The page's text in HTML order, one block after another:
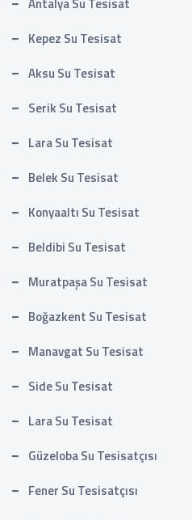
Antalya Su Tesisat
Kepez Su Tesisat
Aksu Su Tesisat
Serik Su Tesisat
Lara Su Tesisat
Belek Su Tesisat
Konyaaltı Su Tesisat
Beldibi Su Tesisat
Muratpaşa Su Tesisat
Boğazkent Su Tesisat
Manavgat Su Tesisat
Side Su Tesisat
Lara Su Tesisat
Güzeloba Su Tesisatçısı
Fener Su Tesisatçısı